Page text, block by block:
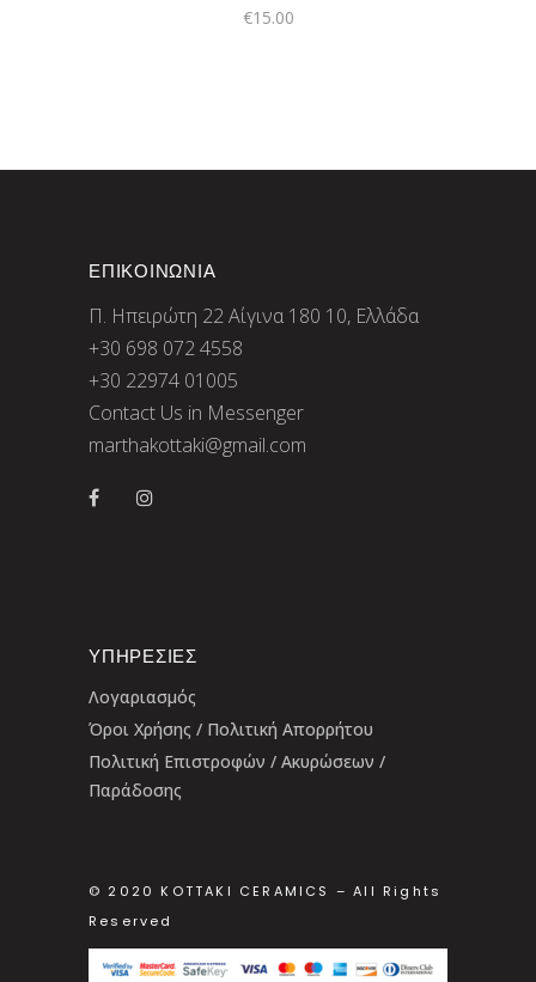
€15.00
ΕΠΙΚΟΙΝΩΝΙΑ
Π. Ηπειρώτη 22 Αίγινα 180 10, Ελλάδα
+30 698 072 4558
+30 22974 01005
Contact Us in Messenger
marthakottaki@gmail.com
ΥΠΗΡΕΣΊΕΣ
Λογαριασμός
Όροι Χρήσης / Πολιτική Απορρήτου
Πολιτική Επιστροφών / Ακυρώσεων /
Παράδοσης
© 2020 KOTTAKI CERAMICS – All Rights
Reserved